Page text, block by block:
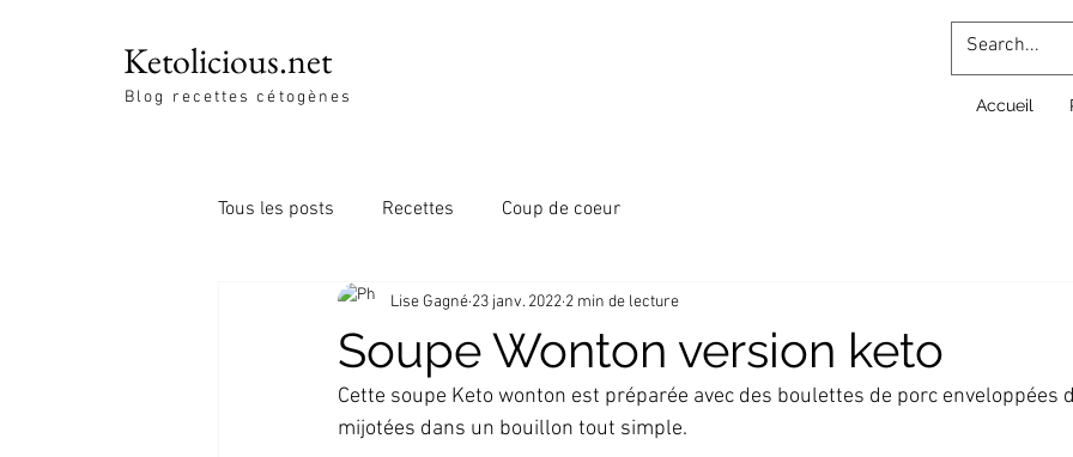
Ketolicious.net
Blog recettes cétogènes Accueil
Tous les posts Recettes Coup de coeur
Soupe Wonton version keto
Lise Gagné 23 janv. 2022 2 min de lecture
Cette soupe Keto wonton est préparée avec des boulettes de porc enveloppées
mijotées dans un bouillon tout simple.